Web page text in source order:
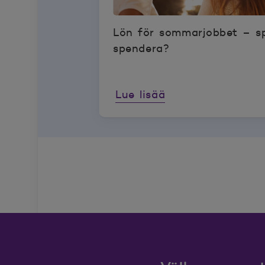
Lön för sommarjobbet –
spendera?
Lue lisää